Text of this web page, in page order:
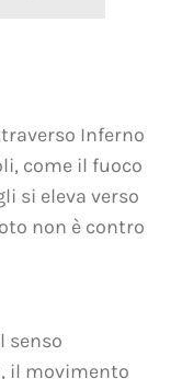
Inferno
come il fuoco
si eleva verso
non è contro
senso
il movimento